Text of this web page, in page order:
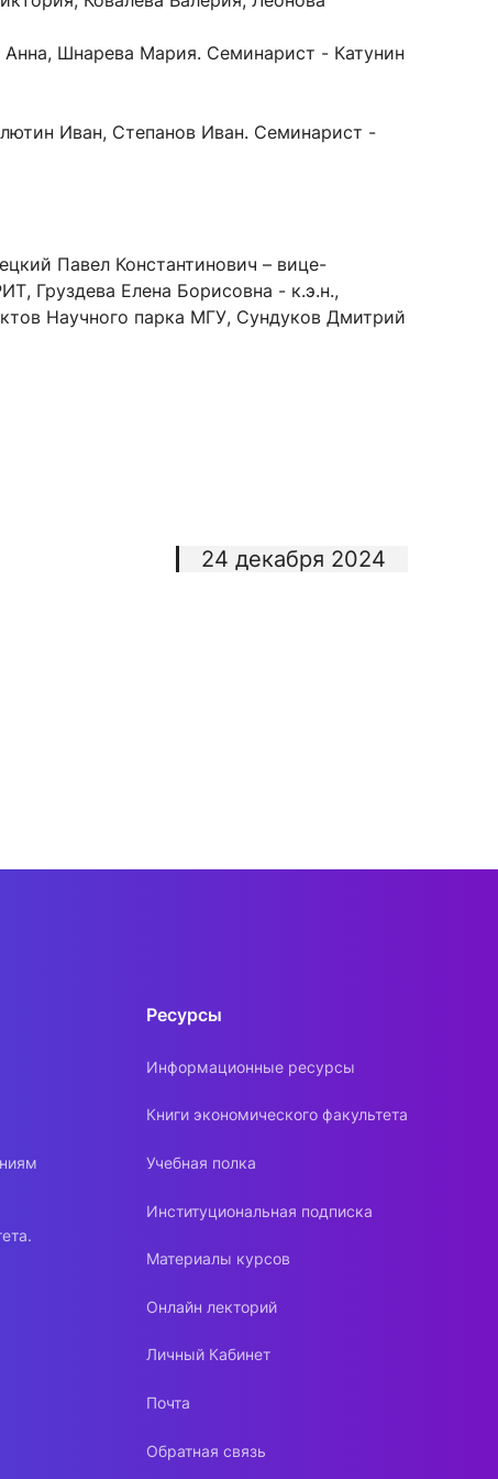
Шнарева Мария. Семинарист - Катунин
Иван, Степанов Иван. Семинарист -
Павел Константинович – вице-
Груздева Елена Борисовна - к.э.н.,
Научного парка МГУ, Сундуков Дмитрий
24 декабря 2024
Ресурсы
Информационные ресурсы
Книги экономического факультета
Учебная полка
Институциональная подписка
Материалы курсов
Онлайн лекторий
Личный Кабинет
Почта
Обратная связь